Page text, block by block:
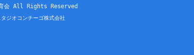
会 All Rights Reserved
ジオコンチーゴ株式会社